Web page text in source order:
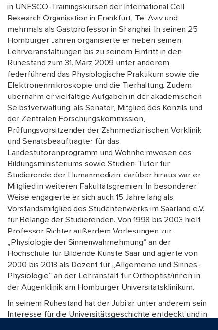
in UNESCO-Trainingskursen der International Cell
Research Organisation in Frankfurt, Tel Aviv und
mehrmals als Gastprofessor in Shanghai. In seinen 25
Homburger Jahren organisierte er neben seinen
Lehrveranstaltungen bis zu seinem Eintritt in den
Ruhestand zum 31. März 2009 unter anderem
federführend das Physiologische Praktikum sowie die
Elektronenmikroskopie und die Tierhaltung. Zudem
übernahm er vielfältige Aufgaben in der akademischen
Selbstverwaltung: als Senator, Mitglied des Konzils und
der Zentralen Forschungskommission,
Prüfungsvorsitzender der Zahnmedizinischen Vorklinik
und Senatsbeauftragter für das
Landestutorenprogramm und Wohnheimwesen des
Bildungsministeriums sowie Studien-Tutor für
Studierende der Humanmedizin; darüber hinaus war er
Mitglied in weiteren Fakultätsgremien. In besonderer
Weise engagierte er sich auch 15 Jahre lang als
Vorstandsmitglied des Studentenwerks im Saarland e.V.
für Belange der Studierenden. Von 1998 bis 2003 hielt
Professor Richter außerdem Vorlesungen zur
„Physiologie der Sinnenwahrnehmung“ an der
Hochschule für Bildende Künste Saar und agierte von
2000 bis 2018 als Dozent für „Allgemeine und Sinnes-
Physiologie“ an der Lehranstalt für Orthoptist/innen in
der Augenklinik am Homburger Universitätsklinikum.
In seinem Ruhestand hat der Jubilar unter anderem sein
Interesse für die Universitätsgeschichte entdeckt und in